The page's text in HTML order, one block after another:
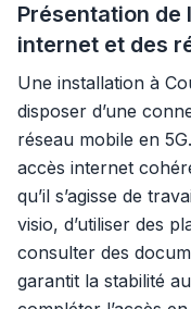
Présentation
internet et des
Une installation à
disposer d’une
réseau mobile en
accès internet
qu’il s’agisse de
visio, d’utiliser des
consulter des
garantit la stabilité